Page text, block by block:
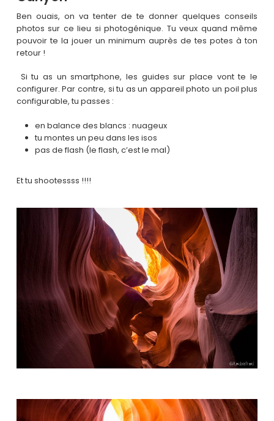
Ben ouais, on va tenter de te donner quelques conseils
photos sur ce lieu si photogénique. Tu veux quand même
pouvoir te la jouer un minimum auprès de tes potes à ton
retour !
Si tu as un smartphone, les guides sur place vont te le
configurer. Par contre, si tu as un appareil photo un poil plus
configurable, tu passes :
en balance des blancs : nuageux
tu montes un peu dans les isos
pas de flash (le flash, c’est le mal)
Et tu shootessss !!!!